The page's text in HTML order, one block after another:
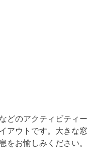
どのアクティビティ
アウトです。大きな
をお愉しみください